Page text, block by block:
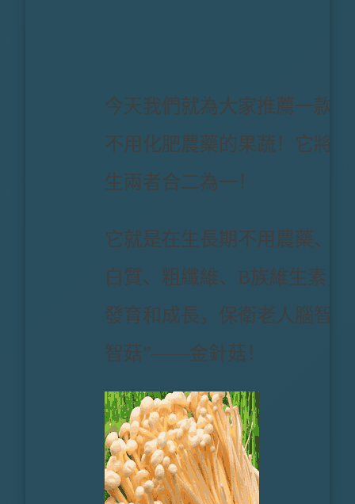
今天我們就為大家推薦一款
不用化肥農藥的果蔬！它將
生兩者合二為一！
它就是在生長期不用農藥、
白質、粗纖維、B族維生素，
發育和成長，保衛老人腦智
智菇”——金針菇！